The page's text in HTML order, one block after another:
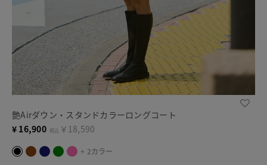
艶Airダウン・スタンドカラーロングコート
¥ 16,900 税込 ￥18,590
+ 2カラー